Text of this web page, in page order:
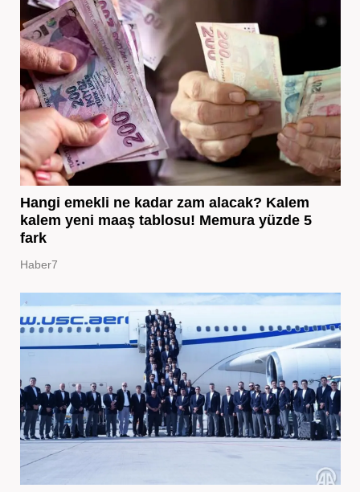
Hangi emekli ne kadar zam alacak? Kalem
kalem yeni maaş tablosu! Memura yüzde 5
fark
Haber7